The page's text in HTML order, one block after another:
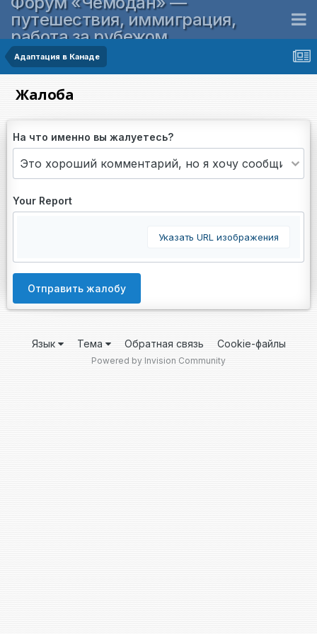
путешествия, иммиграция,
работа за рубежом
Адаптация в Канаде
Жалоба
На что именно вы жалуетесь?
Your Report
Указать URL изображения
Отправить жалобу
Язык Тема Обратная связь Cookie-файлы
Powered by Invision Community